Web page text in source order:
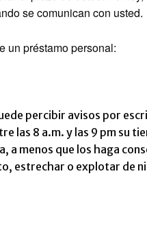
se comunican con usted.
un préstamo personal:
percibir avisos por
las 8 a.m. y las 9 pm su
a menos que los haga
estrechar o explotar de